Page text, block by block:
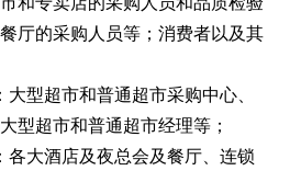
厅的采购人员等；消费者以及其
型超市和普通超市采购中心、
型超市和普通超市经理等；
各大酒店及夜总会及餐厅、连锁